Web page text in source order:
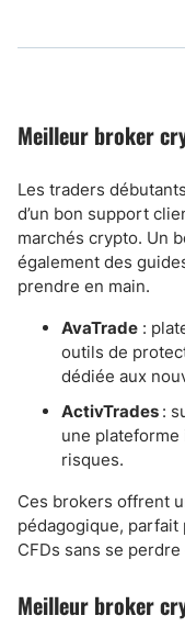
Meilleur broker
Les traders
d’un bon support
marchés crypto. Un
également des
prendre en main.
AvaTrade :
outils de
dédiée aux
ActivTrades :
une
risques.
Ces brokers offrent
pédagogique,
CFDs sans se
Meilleur broker